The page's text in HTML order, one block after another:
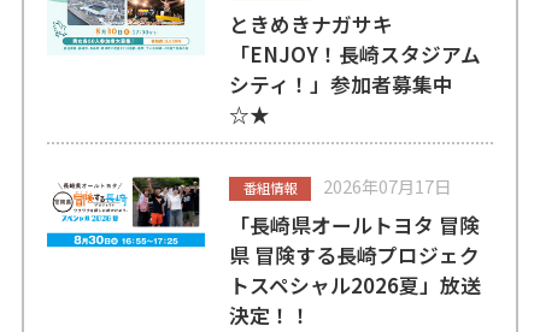
ときめきナガサキ
「ENJOY！長崎スタジアム
シティ！」参加者募集中
☆★
番組情報 2026年07月17日
「長崎県オールトヨタ 冒険
県 冒険する長崎プロジェク
トスペシャル2026夏」放送
決定！！